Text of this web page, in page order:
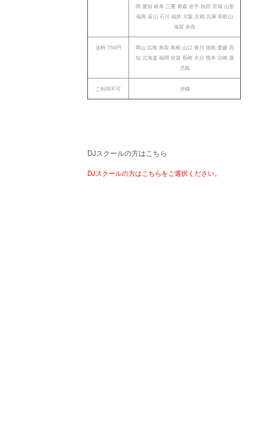
岡 愛知 岐阜 三重 青森 岩手 秋田 宮城 山形
福島 富山 石川 福井 大阪 京都 兵庫 和歌山
滋賀 奈良
送料 750円
岡山 広島 鳥取 島根 山口 香川 徳島 愛媛 高
知 北海道 福岡 佐賀 長崎 大分 熊本 宮崎 鹿
児島
ご利用不可 沖縄
DJスクールの方はこちら
DJスクールの方はこちらをご選択ください。